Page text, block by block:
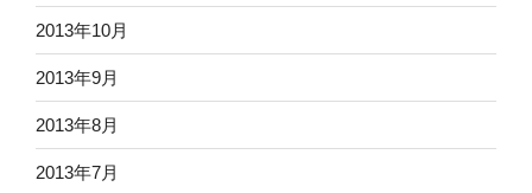
2013年10月
2013年9月
2013年8月
2013年7月